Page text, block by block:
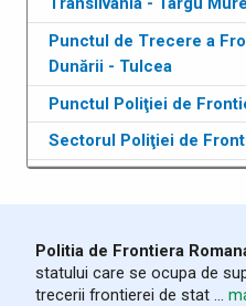
Punctul de Trecere a
Dunării - Tulcea
Punctul Poliţiei de
Sectorul Poliţiei de
Politia de Frontiera
statului care se ocupa de
trecerii frontierei de stat ...